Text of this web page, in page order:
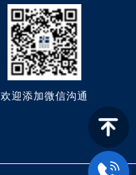
欢迎添加微信沟通